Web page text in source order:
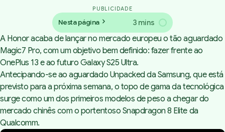
PUBLICIDADE
Nesta página 3 mins
A Honor acaba de lançar no mercado europeu o tão aguardado
Magic7 Pro, com um objetivo bem definido: fazer frente ao
OnePlus 13 e ao futuro Galaxy S25 Ultra.
Antecipando-se ao aguardado Unpacked da Samsung, que está
previsto para a próxima semana, o topo de gama da tecnológica
surge como um dos primeiros modelos de peso a chegar do
mercado chinês com o portentoso Snapdragon 8 Elite da
Qualcomm.